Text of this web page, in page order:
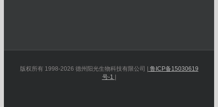
版权所有 1998-2026 德州阳光生物科技有限公司 |
鲁ICP备15030619
号-1